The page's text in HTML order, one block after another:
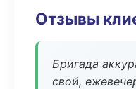
Отзывы
Бригада
свой,